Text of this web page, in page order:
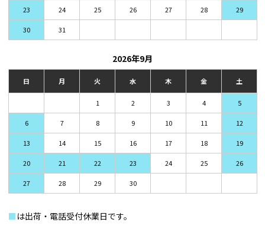
23 24 25 26 27 28 29
30 31
2026年9月
日 月 火 水 木 金 土
1 2 3 4 5
6 7 8 9 10 11 12
13 14 15 16 17 18 19
20 21 22 23 24 25 26
27 28 29 30
■ は出荷・電話受付休業日です。